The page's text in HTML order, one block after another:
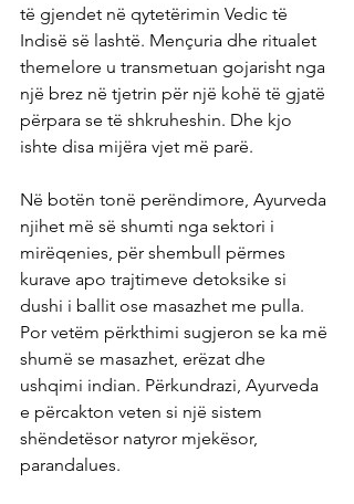
të gjendet në qytetërimin Vedic të
Indisë së lashtë. Mençuria dhe ritualet
themelore u transmetuan gojarisht nga
një brez në tjetrin për një kohë të gjatë
përpara se të shkruheshin. Dhe kjo
ishte disa mijëra vjet më parë.
Në botën tonë perëndimore, Ayurveda
njihet më së shumti nga sektori i
mirëqenies, për shembull përmes
kurave apo trajtimeve detoksike si
dushi i ballit ose masazhet me pulla.
Por vetëm përkthimi sugjeron se ka më
shumë se masazhet, erëzat dhe
ushqimi indian. Përkundrazi, Ayurveda
e përcakton veten si një sistem
shëndetësor natyror mjekësor,
parandalues.